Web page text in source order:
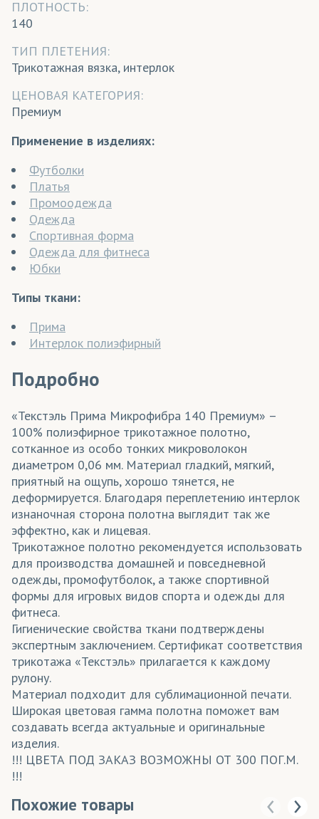
ПЛОТНОСТЬ:
140
ТИП ПЛЕТЕНИЯ:
Трикотажная вязка, интерлок
ЦЕНОВАЯ КАТЕГОРИЯ:
Премиум
Применение в изделиях:
Футболки
Платья
Промоодежда
Одежда
Спортивная форма
Одежда для фитнеса
Юбки
Типы ткани:
Прима
Интерлок полиэфирный
Подробно
«Текстэль Прима Микрофибра 140 Премиум» –
100% полиэфирное трикотажное полотно,
сотканное из особо тонких микроволокон
диаметром 0,06 мм. Материал гладкий, мягкий,
приятный на ощупь, хорошо тянется, не
деформируется. Благодаря переплетению интерлок
изнаночная сторона полотна выглядит так же
эффектно, как и лицевая.
Трикотажное полотно рекомендуется использовать
для производства домашней и повседневной
одежды, промофутболок, а также спортивной
формы для игровых видов спорта и одежды для
фитнеса.
Гигиенические свойства ткани подтверждены
экспертным заключением. Сертификат соответствия
трикотажа «Текстэль» прилагается к каждому
рулону.
Материал подходит для сублимационной печати.
Широкая цветовая гамма полотна поможет вам
создавать всегда актуальные и оригинальные
изделия.
!!! ЦВЕТА ПОД ЗАКАЗ ВОЗМОЖНЫ ОТ 300 ПОГ.М.
!!!
Похожие товары